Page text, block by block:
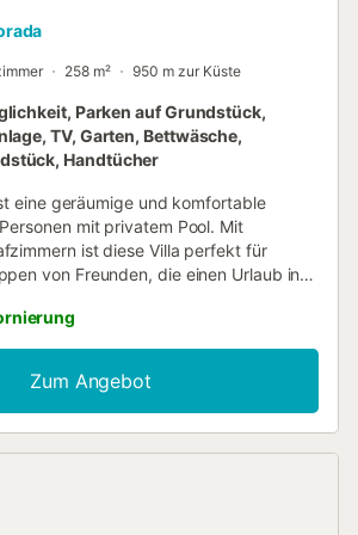
258 m² 950 m zur Küste
Parken auf Grundstück,
TV, Garten, Bettwäsche,
Handtücher
eine geräumige und komfortable
mit privatem Pool. Mit
ist diese Villa perfekt für
von Freunden, die einen Urlaub in
Fläche von 258 m² und befindet sich in
für Familien, in einer Wohnanlage.
befinden sich sowohl der
der Felsstrand, was den Gästen die
verschiedene Küstenlandschaften zu
Zum Angebot